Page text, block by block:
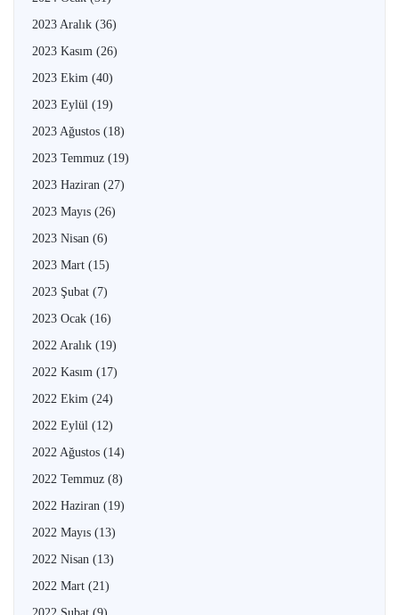
2023 Aralık (36)
2023 Kasım (26)
2023 Ekim (40)
2023 Eylül (19)
2023 Ağustos (18)
2023 Temmuz (19)
2023 Haziran (27)
2023 Mayıs (26)
2023 Nisan (6)
2023 Mart (15)
2023 Şubat (7)
2023 Ocak (16)
2022 Aralık (19)
2022 Kasım (17)
2022 Ekim (24)
2022 Eylül (12)
2022 Ağustos (14)
2022 Temmuz (8)
2022 Haziran (19)
2022 Mayıs (13)
2022 Nisan (13)
2022 Mart (21)